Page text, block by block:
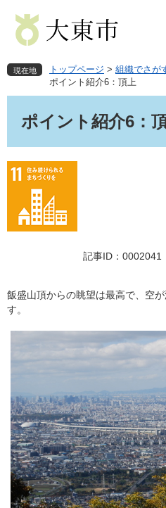
先
で
を
ば
現在地 トップページ > 組織でさが
ポイント紹介6：頂上
ポイント紹介6：
記事ID：0002041
飯盛山頂からの眺望は最高で、空
す。